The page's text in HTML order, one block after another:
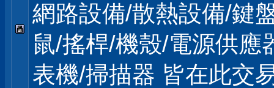
網路設備/散熱設備/鍵
鼠/搖桿/機殼/電源供應
表機/掃描器 皆在此交